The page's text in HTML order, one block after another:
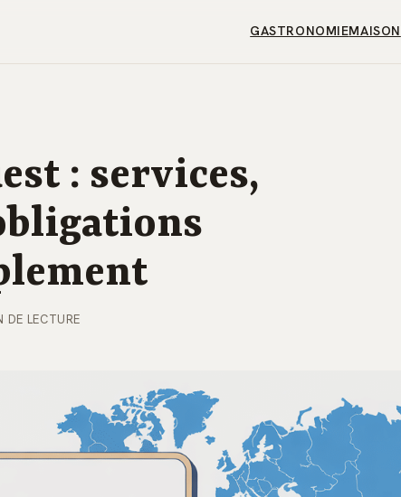
GASTRONOMIEMAISON
: services,
DE LECTURE